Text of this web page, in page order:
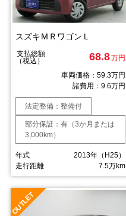
スズキＭＲワゴンＬ
支払総額
（税込）
68.8万円
車両価格：59.3万円
諸費用：9.6万円
法定整備：整備付
部分保証：有（3か月または
3,000km）
年式
2013年（H25）
走行距離
7.5万km